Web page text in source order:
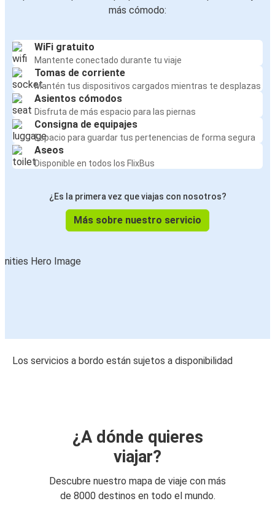
más cómodo:
WiFi gratuito
Mantente conectado durante tu viaje
Tomas de corriente
Mantén tus dispositivos cargados mientras te desplazas
Asientos cómodos
Disfruta de más espacio para las piernas
Consigna de equipajes
Espacio para guardar tus pertenencias de forma segura
Aseos
Disponible en todos los FlixBus
¿Es la primera vez que viajas con nosotros?
Más sobre nuestro servicio
Los servicios a bordo están sujetos a disponibilidad
¿A dónde quieres
viajar?
Descubre nuestro mapa de viaje con más
de 8000 destinos en todo el mundo.